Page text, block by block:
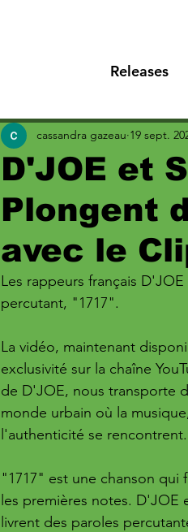
Releases
D'JOE et
Plongent
avec le
cassandra gazeau 19 sept.
Les rappeurs français
percutant, "1717".
La vidéo, maintenant
exclusivité sur la chaîne
de D'JOE, nous transporte
monde urbain où la
l'authenticité se rencontrent.
"1717" est une chanson qui
les premières notes. D'JOE
livrent des paroles